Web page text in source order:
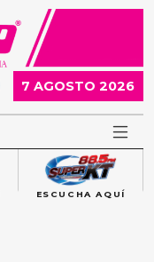
7 AGOSTO 2026
ESCUCHA AQUÍ